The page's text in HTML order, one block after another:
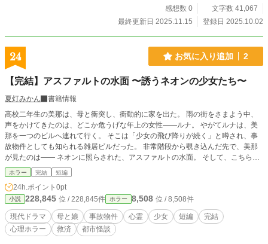
感想数 0
文字数 41,067
最終更新日 2025.11.15
登録日 2025.10.02
24 お気に入り追加 2
【完結】アスファルトの水面 〜誘うネオンの少女たち〜
夏灯みかん
書籍情報
高校二年生の美那は、母と衝突し、衝動的に家を出た。 雨の街をさまよう中、
声をかけてきたのは、どこか危うげな年上の女性――ルナ。 やがてルナは、美
那を一つのビルへ連れて行く。 そこは「少女の飛び降りが続く」と噂され、事
故物件としても知られる雑居ビルだった。 非常階段から覗き込んだ先で、美那
が見たのは―― ネオンに照らされた、アスファルトの水面。 そして、こちらを
見上げて手招きする少女たち。 同じ頃、娘を探す母・真由子もまた、かつて自
分が辿った過去へと引き戻されていく。 それは偶然か、連鎖か。 あるいは――
まだ終わっていなかった“未練”なのか。
ホラー 完結 短編
24h.ポイント 0pt
小説 228,845 位 / 228,845件 ホラー 8,508 位 / 8,508件
現代ドラマ 母と娘 事故物件 心霊 少女 短編
完結
心理ホラー
救済 都市怪談